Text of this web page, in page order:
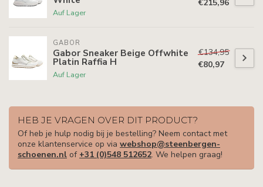
Auf Lager
€215,96
GABOR
Gabor Sneaker Beige Offwhite
Platin Raffia H
Auf Lager
€134,95
€80,97
HEB JE VRAGEN OVER DIT PRODUCT?
Of heb je hulp nodig bij je bestelling? Neem contact met
onze klantenservice op via webshop@steenbergen-
schoenen.nl of +31 (0)548 512652. We helpen graag!